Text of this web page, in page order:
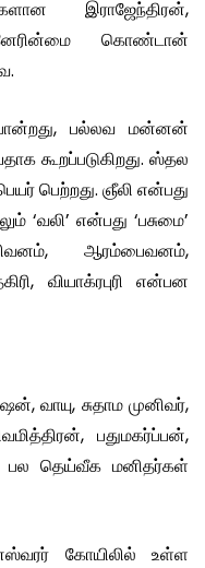
இராஜேந்திரன்,
கொண்டான்
பல்லவ மன்னன்
கூறப்படுகிறது. ஸ்தல
பெற்றது. ஞீலி என்பது
‘வலி’ என்பது ‘பசுமை’
ஆரம்பைவனம்,
வியாக்ரபுரி என்பன
வாயு, சுதாம முனிவர்,
பதுமகர்ப்பன்,
பல தெய்வீக மனிதர்கள்
கோயிலில் உள்ள